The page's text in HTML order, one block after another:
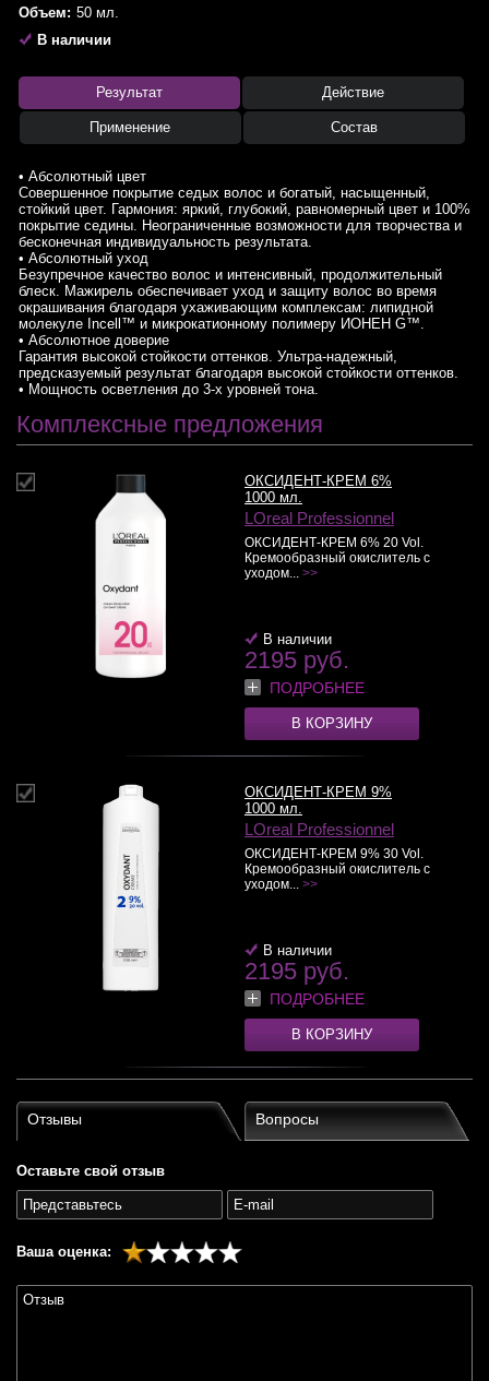
Объем: 50 мл.
В наличии
Результат Действие
Применение Состав
• Абсолютный цвет
Совершенное покрытие седых волос и богатый, насыщенный,
стойкий цвет. Гармония: яркий, глубокий, равномерный цвет и 100%
покрытие седины. Неограниченные возможности для творчества и
бесконечная индивидуальность результата.
• Абсолютный уход
Безупречное качество волос и интенсивный, продолжительный
блеск. Мажирель обеспечивает уход и защиту волос во время
окрашивания благодаря ухаживающим комплексам: липидной
молекуле Incell™ и микрокатионному полимеру ИОНЕН G™.
• Абсолютное доверие
Гарантия высокой стойкости оттенков. Ультра-надежный,
предсказуемый результат благодаря высокой стойкости оттенков.
• Мощность осветления до 3-х уровней тона.
Комплексные предложения
ОКСИДЕНТ-КРЕМ 6%
1000 мл.
LOreal Professionnel
ОКСИДЕНТ-КРЕМ 6% 20 Vol.
Кремообразный окислитель с
уходом... >>
В наличии
2195 руб.
ПОДРОБНЕЕ
В КОРЗИНУ
ОКСИДЕНТ-КРЕМ 9%
1000 мл.
LOreal Professionnel
ОКСИДЕНТ-КРЕМ 9% 30 Vol.
Кремообразный окислитель с
уходом... >>
В наличии
2195 руб.
ПОДРОБНЕЕ
В КОРЗИНУ
Отзывы Вопросы
Оставьте свой отзыв
Ваша оценка: